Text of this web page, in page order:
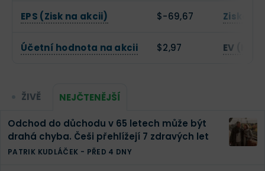
EPS (Zisk na akcii) $-69,67 Zisková
Účetní hodnota na akcii $2,97 EV
ŽIVĚ NEJČTENĚJŠÍ
Odchod do důchodu v 65 letech může být
drahá chyba. Češi přehlížejí 7 zdravých let
PATRIK KUDLÁČEK - PŘED 4 DNY